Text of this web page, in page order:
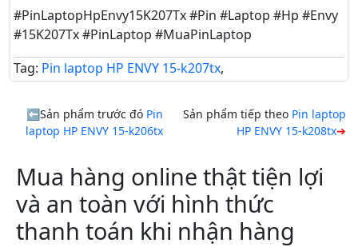
#PinLaptopHpEnvy15K207Tx #Pin #Laptop #Hp #Envy
#15K207Tx #PinLaptop #MuaPinLaptop
Tag: Pin laptop HP ENVY 15-k207tx,
Sản phẩm trước đó Pin
laptop HP ENVY 15-k206tx
Sản phẩm tiếp theo Pin laptop
HP ENVY 15-k208tx
Mua hàng online thật tiện lợi
và an toàn với hình thức
thanh toán khi nhận hàng